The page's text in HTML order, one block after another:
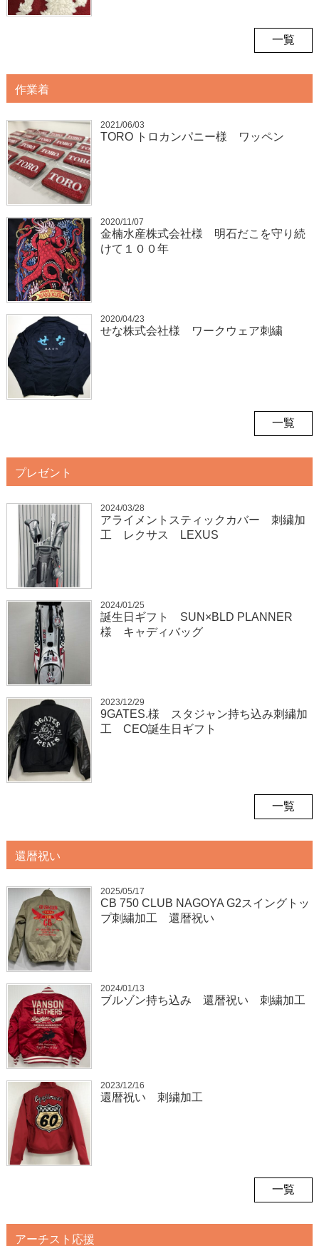
一覧
作業着
2021/06/03
TORO トロカンパニー様 ワッペン
2020/11/07
金楠水産株式会社様 明石だこを守り続
けて１００年
2020/04/23
せな株式会社様 ワークウェア刺繍
一覧
プレゼント
2024/03/28
アライメントスティックカバー 刺繍加
工 レクサス LEXUS
2024/01/25
誕生日ギフト SUN×BLD PLANNER
様 キャディバッグ
2023/12/29
9GATES.様 スタジャン持ち込み刺繍加
工 CEO誕生日ギフト
一覧
還暦祝い
2025/05/17
CB 750 CLUB NAGOYA G2スイングトッ
プ刺繍加工 還暦祝い
2024/01/13
ブルゾン持ち込み 還暦祝い 刺繍加工
2023/12/16
還暦祝い 刺繍加工
一覧
アーチスト応援